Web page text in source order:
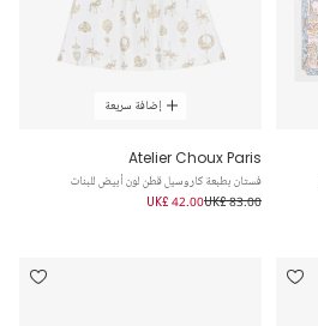
إضافة سريعة
Atelier Choux Paris
فستان بطبعة كاروسيل قطن لون أبيض للبنات
UK£ 83.00
UK£ 42.00